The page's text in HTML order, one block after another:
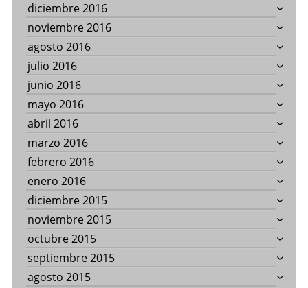
diciembre 2016
noviembre 2016
agosto 2016
julio 2016
junio 2016
mayo 2016
abril 2016
marzo 2016
febrero 2016
enero 2016
diciembre 2015
noviembre 2015
octubre 2015
septiembre 2015
agosto 2015